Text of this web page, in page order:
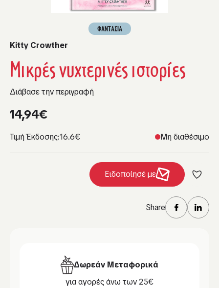
ΦΑΝΤΑΣΙΑ
Kitty Crowther
Μικρές νυχτερινές ιστορίες
Διάβασε την περιγραφή
14,94€
Τιμή Έκδοσης:16.6€ Μη διαθέσιμο
Ειδοποίησέ με
Share
Δωρεάν Μεταφορικά
για αγορές άνω των 25€